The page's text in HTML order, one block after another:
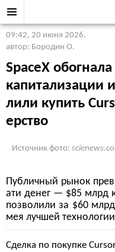
09:42, 20 июня 2026,
автор: Бородин О.
SpaceX
капитализации
лили купить
ерство
Источник фото:
Публичный рынок
ати денег — $85 млрд
позволили за $60
мея лучшей
Сделка по покупке